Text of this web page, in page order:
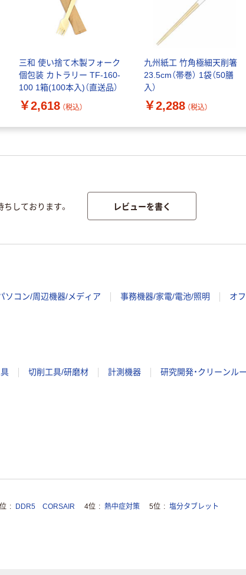
三和 使い捨て木製フォーク
個包装 カトラリー TF-160-
100 1箱(100本入)（直送品）
￥2,618 （税込）
九州紙工 竹角極細天削箸
23.5cm（帯巻） 1袋（50膳
入）
￥2,288 （税込）
しております。 レビューを書く
ソコン/周辺機器/メディア 事務機器/家電/電池/照明 オ
切削工具/研磨材 計測機器 研究開発・クリーンル
DDR5 CORSAIR 4位 熱中症対策 5位 塩分タブレット